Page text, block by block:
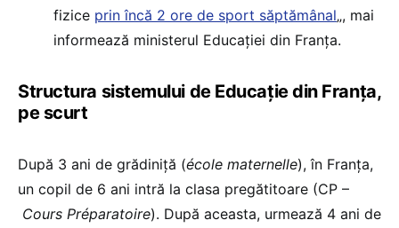
fizice prin încă 2 ore de sport săptămânal„, mai
informează ministerul Educației din Franța.
Structura sistemului de Educație din Franța,
pe scurt
După 3 ani de grădiniță (école maternelle), în Franța,
un copil de 6 ani intră la clasa pregătitoare (CP –
Cours Préparatoire). După aceasta, urmează 4 ani de